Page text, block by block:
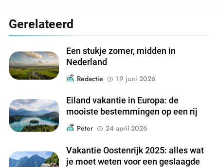
Gerelateerd
Een stukje zomer, midden in
Nederland
Redactie
19 juni 2026
Eiland vakantie in Europa: de
mooiste bestemmingen op een rij
Peter
24 april 2026
Vakantie Oostenrijk 2025: alles wat
je moet weten voor een geslaagde